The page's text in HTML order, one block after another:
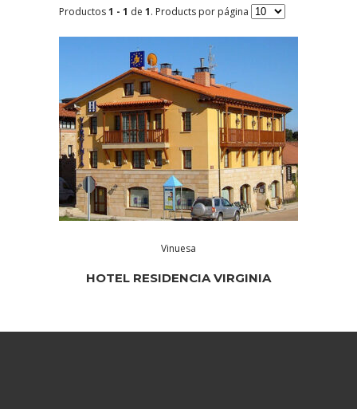
Productos1 - 1 de 1. Products por página
Vinuesa
HOTEL RESIDENCIA VIRGINIA